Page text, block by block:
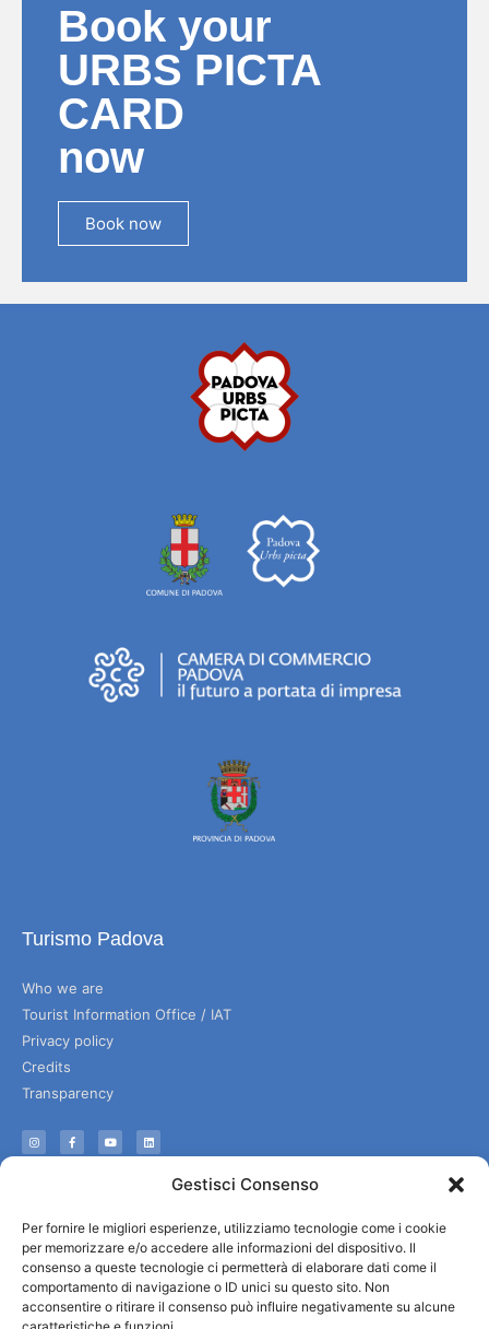
Gestisci Consenso
Per fornire le migliori esperienze, utilizziamo tecnologie come i cookie
per memorizzare e/o accedere alle informazioni del dispositivo. Il
consenso a queste tecnologie ci permetterà di elaborare dati come il
comportamento di navigazione o ID unici su questo sito. Non
acconsentire o ritirare il consenso può influire negativamente su alcune
Book your
URBS PICTA
CARD
now
Book now
Turismo Padova
Who we are
Tourist Information Office / IAT
Privacy policy
Credits
Transparency
Useful services
Brochures